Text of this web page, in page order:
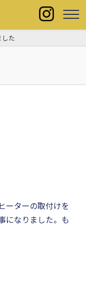
た
ーターの取付けを
になりました。も